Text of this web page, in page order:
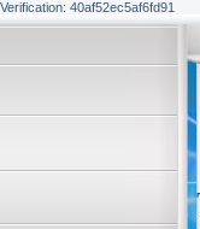
Verification: 40af52ec5af6fd91